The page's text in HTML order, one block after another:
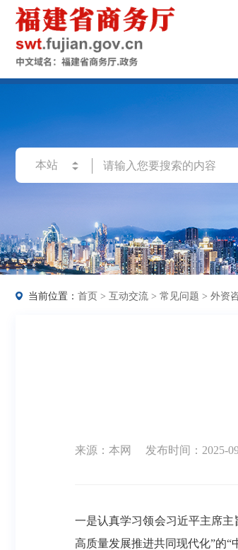
当前位置： 首页 > 互动交流 > 常见问题 > 外资
来源：本网 发布时间：2025-
一是认真学习领会习近平主席
高质量发展推进共同现代化”的“